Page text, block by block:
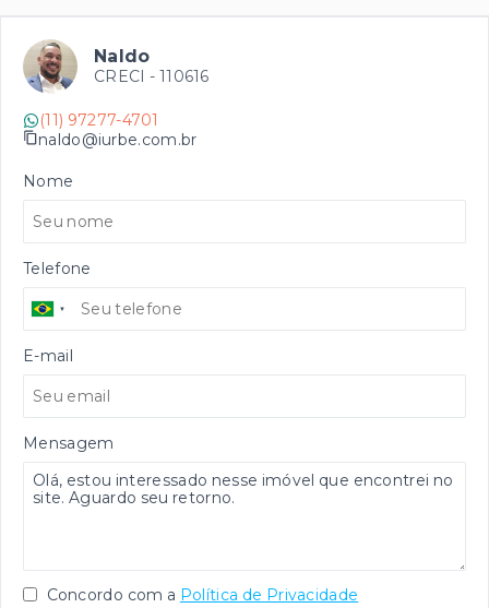
Naldo
CRECI - 110616
(11) 97277-4701
naldo@iurbe.com.br
Nome
Telefone
E-mail
Mensagem
Concordo com a Política de Privacidade